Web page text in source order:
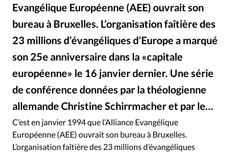
Se connecter
RUBRIQUES
Toute l'actualité Bible Culture
Economie
Eglises
Histoire Laicité
Liberté religieuse
Mission
Monde People Politique
Religions
Société
Evangélique Européenne (AEE) ouvrait son
bureau à Bruxelles. L’organisation faîtière des
23 millions d’évangéliques d’Europe a marqué
son 25e anniversaire dans la «capitale
européenne» le 16 janvier dernier. Une série
de conférence données par la théologienne
allemande Christine Schirrmacher et par le…
DR
C’est en janvier 1994 que l’Alliance Evangélique
Européenne (AEE) ouvrait son bureau à Bruxelles.
L’organisation faîtière des 23 millions d’évangéliques